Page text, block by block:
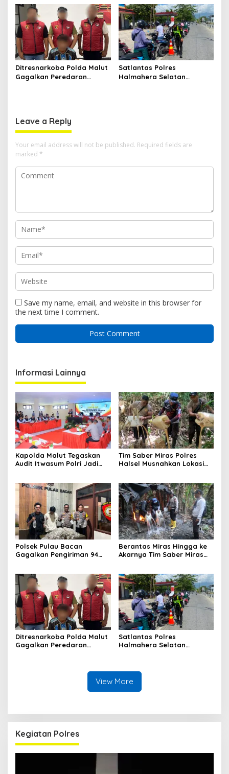
Tikus di Pelabuhan Kupal
Bongkar Penyulingan Cap
Tikus Aktif
Ditresnarkoba Polda Malut
Gagalkan Peredaran
Satlantas Polres
Halmahera Selatan
Leave a Reply
Your email address will not be published. Required fields are
marked *
Save my name, email, and website in this browser for
the next time I comment.
Informasi Lainnya
Kapolda Malut Tegaskan
Audit Itwasum Polri Jadi
Tim Saber Miras Polres
Halsel Musnahkan Lokasi
Polsek Pulau Bacan
Gagalkan Pengiriman 94
Berantas Miras Hingga ke
Akarnya Tim Saber Miras
Tikus Aktif
Ditresnarkoba Polda Malut
Gagalkan Peredaran
Satlantas Polres
Halmahera Selatan
Edukasi Keselamatan di
Kawasan SPBU Bacan
View More
Kegiatan Polres